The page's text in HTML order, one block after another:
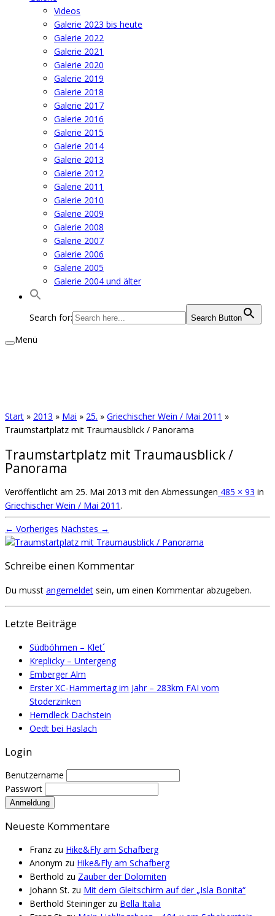
Videos
Galerie 2023 bis heute
Galerie 2022
Galerie 2021
Galerie 2020
Galerie 2019
Galerie 2018
Galerie 2017
Galerie 2016
Galerie 2015
Galerie 2014
Galerie 2013
Galerie 2012
Galerie 2011
Galerie 2010
Galerie 2009
Galerie 2008
Galerie 2007
Galerie 2006
Galerie 2005
Galerie 2004 und älter
Search for: Search Button
Menü
Start » 2013 » Mai » 25. » Griechischer Wein / Mai 2011 »
Traumstartplatz mit Traumausblick / Panorama
Traumstartplatz mit Traumausblick /
Panorama
Veröffentlicht am 25. Mai 2013 mit den Abmessungen 485 × 93 in
Griechischer Wein / Mai 2011.
← Vorheriges Nächstes →
Schreibe einen Kommentar
Du musst angemeldet sein, um einen Kommentar abzugeben.
Letzte Beiträge
Südböhmen – Klet´
Kreplicky – Untergeng
Emberger Alm
Erster XC-Hammertag im Jahr – 283km FAI vom
Stoderzinken
Herndleck Dachstein
Oedt bei Haslach
Login
Benutzername
Passwort
Neueste Kommentare
Franz zu Hike&Fly am Schafberg
Anonym zu Hike&Fly am Schafberg
Berthold zu Zauber der Dolomiten
Johann St. zu Mit dem Gleitschirm auf der „Isla Bonita“
Berthold Steiningerzu Bella Italia